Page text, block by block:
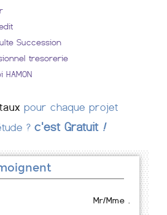
Succession
tresorerie
pour chaque projet
? c'est Gratuit !
Mr/Mme .